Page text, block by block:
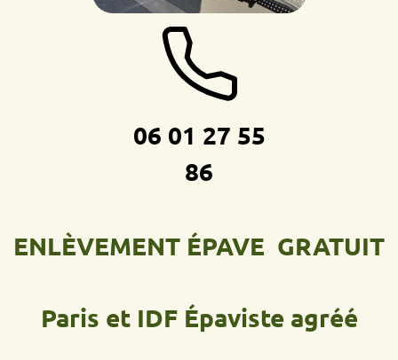
06 01 27 55
86
ENLÈVEMENT ÉPAVE GRATUIT
Paris et IDF Épaviste agréé